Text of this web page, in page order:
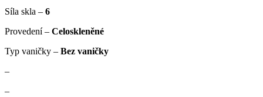
Síla skla – 6
Provedení – Celoskleněné
Typ vaničky – Bez vaničky
–
–